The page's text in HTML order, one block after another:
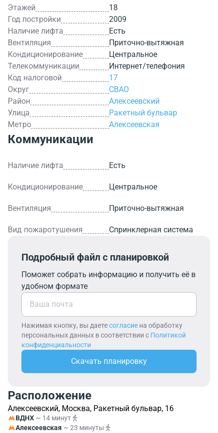
Этажей
18
Год постройки
2009
Наличие лифта
Есть
Вентиляция
Приточно-вытяжная
Кондиционирование
Центральное
Телекоммуникации
Интернет/телефония
Код налоговой
17
Округ
СВАО
Район
Алексеевский
Улица
Ракетный бульвар
Метро
Алексеевская
Коммуникации
Наличие лифта Есть
Кондиционирование Центральное
Вентиляция Приточно-вытяжная
Вид пожаротушения Спринклерная система
Подробный файл с планировкой
Поможет собрать информацию и получить её в
удобном формате
Нажимая кнопку, вы даетесогласие на обработку
персональных данных в соответствии с Политикой
конфиденциальности
Скачать планировку
Расположение
Алексеевский, Москва, Ракетный бульвар, 16
ВДНХ ~ 14 минут
Алексеевская ~ 23 минуты